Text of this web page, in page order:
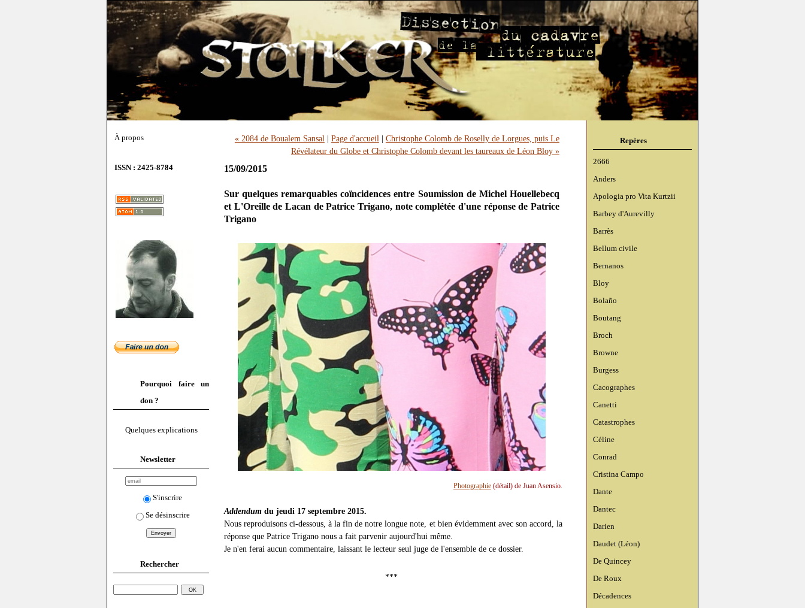
À propos
ISSN : 2425-8784
Pourquoi faire un
don ?
Quelques explications
Newsletter
S'inscrire
Se désinscrire
Rechercher
Repères
2666
Anders
Apologia pro Vita Kurtzii
Barbey d'Aurevilly
Barrès
Bellum civile
Bernanos
Bloy
Bolaño
Boutang
Broch
Browne
Burgess
Cacographes
Canetti
Catastrophes
Céline
Conrad
Cristina Campo
Dante
Dantec
Darien
Daudet (Léon)
De Quincey
De Roux
Décadences
« 2084 de Boualem Sansal | Page d'accueil | Christophe Colomb de Roselly de Lorgues, puis Le
Révélateur du Globe et Christophe Colomb devant les taureaux de Léon Bloy »
15/09/2015
Sur quelques remarquables coïncidences entre Soumission de Michel Houellebecq
et L'Oreille de Lacan de Patrice Trigano, note complétée d'une réponse de Patrice
Trigano
Photographie(détail) de Juan Asensio.
Addendum du jeudi 17 septembre 2015.
Nous reproduisons ci-dessous, à la fin de notre longue note, et bien évidemment avec son accord, la
réponse que Patrice Trigano nous a fait parvenir aujourd'hui même.
Je n'en ferai aucun commentaire, laissant le lecteur seul juge de l'ensemble de ce dossier.
***